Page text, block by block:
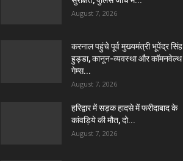
August 7, 2026
करनाल पहुंचे पूर्व मुख्यमंत्री भूपेंद्र सिंह
हुड्डा, कानून-व्यवस्था और कॉमनवेल्थ
गेम्स...
August 7, 2026
हरिद्वार में सड़क हादसे में फरीदाबाद के
कांवड़िये की मौत, दो...
August 7, 2026